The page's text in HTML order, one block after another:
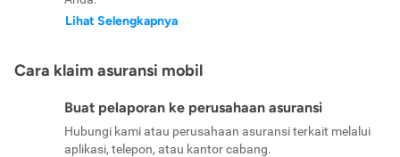
Lihat Selengkapnya
Cara klaim asuransi mobil
Buat pelaporan ke perusahaan asuransi
Hubungi kami atau perusahaan asuransi terkait melalui
aplikasi, telepon, atau kantor cabang.